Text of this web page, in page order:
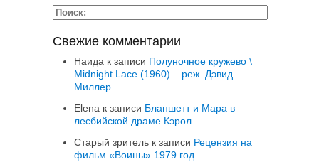
Свежие комментарии
Наида к записи Полуночное кружево \
Midnight Lace (1960) – реж. Дэвид
Миллер
Elena к записи Бланшетт и Мара в
лесбийской драме Кэрол
Старый зритель к записи Рецензия на
фильм «Воины» 1979 год.